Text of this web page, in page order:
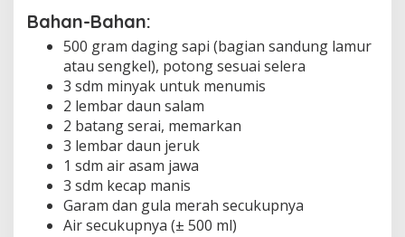
h
,
d
a
n
B
i
k
i
n
a
g
i
Bahan-Bahan:
500 gram daging sapi (bagian sandung lamur
atau sengkel), potong sesuai selera
3 sdm minyak untuk menumis
2 lembar daun salam
2 batang serai, memarkan
3 lembar daun jeruk
1 sdm air asam jawa
3 sdm kecap manis
Garam dan gula merah secukupnya
Air secukupnya (± 500 ml)